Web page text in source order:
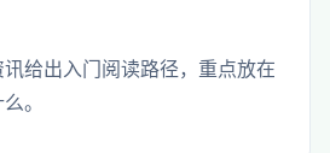
给出入门阅读路径，重点放在
。